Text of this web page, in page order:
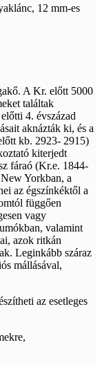
12 mm-es
A Kr. előtt 5000
találtak
4. évszázad
aknázták ki, és a
kb. 2923- 2915)
kiterjedt
fáraó (Kr.e. 1844-
Yorkban, a
az égszínkéktől a
függően
vagy
valamint
azok ritkán
Leginkább száraz
mállásával,
az esetleges